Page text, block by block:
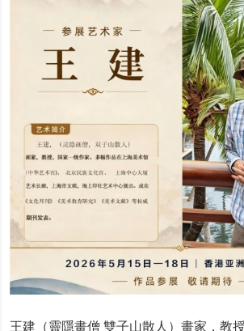
王建（靈隱畫僧 雙子山散人）畫家，教